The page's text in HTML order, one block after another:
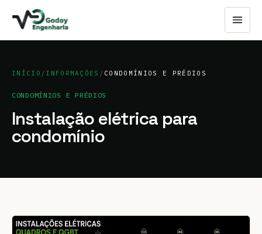
INÍCIO / INFORMAÇÕES / CONDOMÍNIOS E PRÉDIOS
CONDOMÍNIOS E PRÉDIOS
Instalação elétrica para
condomínio